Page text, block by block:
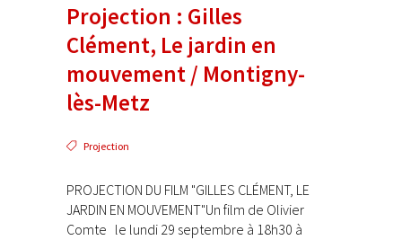
Projection : Gilles
Clément, Le jardin en
mouvement / Montigny-
lès-Metz
Projection
PROJECTION DU FILM "GILLES CLÉMENT, LE
JARDIN EN MOUVEMENT"Un film de Olivier
Comte le lundi 29 septembre à 18h30 à